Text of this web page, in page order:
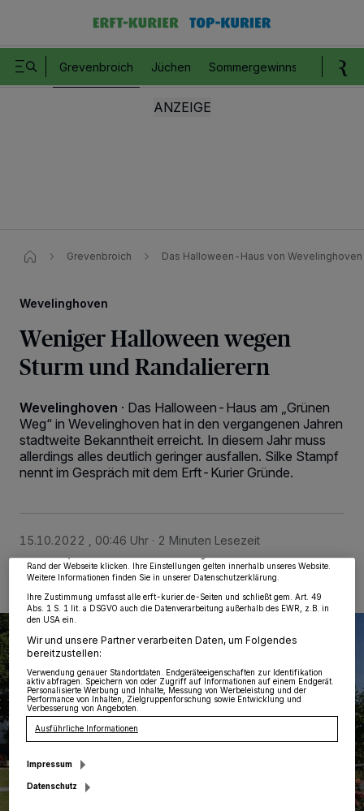
Grevenbroich Jüchen Sommergewinnspiel
Grevenbroich Das Halloween-Haus von Wevelinghoven
Wevelinghoven
Weniger Halloween wegen
Sturm und Randalierern
Wevelinghoven · Das Halloween-Haus am „Grünen
Weg“ in Wevelinghoven hat in den vergangenen Jahren
stadtweite Bekanntheit erreicht. In diesem Jahr muss
allerdings alles deutlich geringer ausfallen. Silke Stampf
nennt im Gespräch mit dem Erft-Kurier Gründe.
15.10.2022 , 00:46 Uhr 2 Minuten Lesezeit
Wir und unsere218 -Partner speichern und greifen auf personenbezogene Daten
wieder aufrufen, um Ihre Einstellungen zu ändern oder Ihre Einwilligung zu
Rand der Webseite klicken. Ihre Einstellungen gelten innerhalb unseres Website.
Weitere Informationen finden Sie in unserer Datenschutzerklärung.
Ihre Zustimmung umfasst alle erft-kurier.de-Seiten und schließt gem. Art. 49
Abs. 1 S. 1 lit. a DSGVO auch die Datenverarbeitung außerhalb des EWR, z.B. in
den USA ein.
Wir und unsere Partner verarbeiten Daten, um Folgendes
bereitzustellen:
Verwendung genauer Standortdaten. Endgeräteeigenschaften zur Identifikation
aktiv abfragen. Speichern von oder Zugriff auf Informationen auf einem Endgerät.
Personalisierte Werbung und Inhalte, Messung von Werbeleistung und der
Performance von Inhalten, Zielgruppenforschung sowie Entwicklung und
Verbesserung von Angeboten.
Ausführliche Informationen
Impressum
Datenschutz